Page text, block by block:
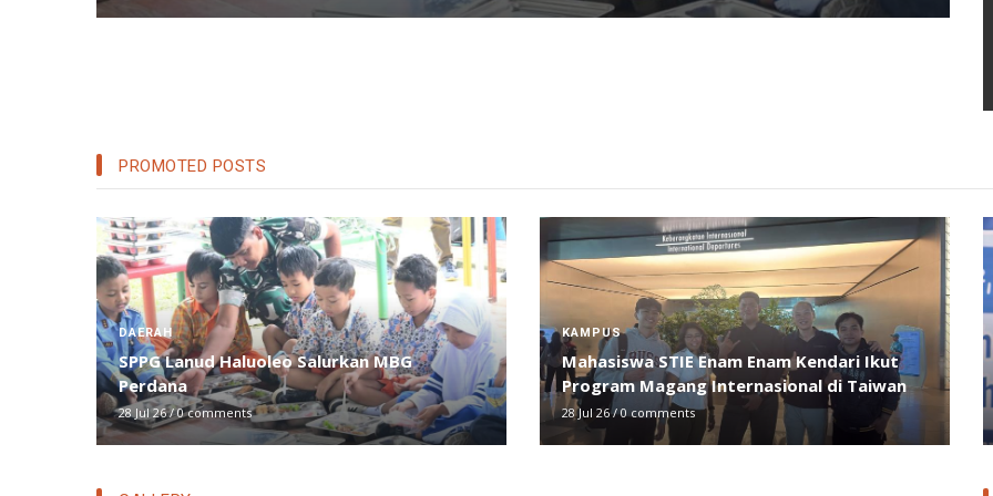
PROMOTED POSTS
DAERAH
SPPG Lanud Haluoleo Salurkan MBG
Perdana
28 Jul 26/0 comments
KAMPUS
Mahasiswa STIE Enam Enam Kendari Ikut
Program Magang Internasional di Taiwan
28 Jul 26/0 comments